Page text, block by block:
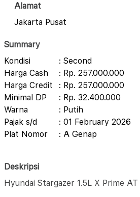
Alamat
Jakarta Pusat
Summary
Kondisi
: Second
Harga Cash
: Rp. 257.000.000
Harga Credit
: Rp. 257.000.000
Minimal DP
: Rp. 32.400.000
Warna
: Putih
Pajak s/d
: 01 February 2026
Plat Nomor
: A Genap
Deskripsi
Hyundai Stargazer 1.5L X Prime